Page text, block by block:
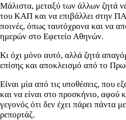
Μάλιστα, μεταξύ των άλλων ζητά
του ΚΑΠ και να επιβάλλει στην
ποινές, όπως ταυτόχρονα και να
ημερών στο Εφετείο Αθηνών.
Κι όχι μόνο αυτό, αλλά ζητά
επίσης και αποκλεισμό από το
Είναι μία από τις υποθέσεις, που
και να είναι στο προσκήνιο, αφού
γεγονός ότι δεν έχει πάρει
ρεπορτάζ.